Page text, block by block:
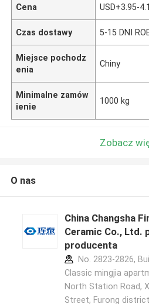
Cena USD+3.95-
Czas dostawy 5-15 DNI
Miejsce pochodz
enia
Chiny
Minimalne zamów
ienie
1000 kg
Zobacz
O nas
China Changsha
Ceramic Co., Ltd.
producenta
No. 2823-2826,
Classic mingjia
North Station Road,
Street, Furong